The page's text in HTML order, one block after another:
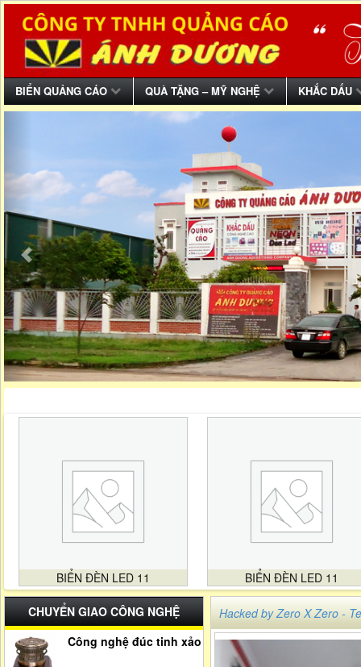
BIỂN QUẢNG CÁO QUÀ TẶNG – MỸ NGHỆ KHẮC DẤU
BIỂN ĐÈN LED 11 BIỂN ĐÈN LED 11
CHUYỂN GIAO CÔNG NGHỆ
Công nghệ đúc tinh xảo
Hacked by Zero X Zero -